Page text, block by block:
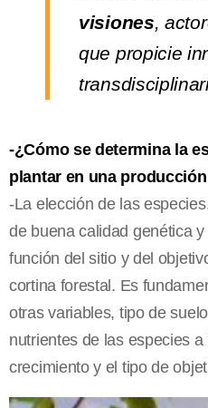
visiones,
que propicie
-¿Cómo se determina la
plantar en una
-La elección de las
de buena calidad genética
función del sitio y del
cortina forestal. Es
otras variables, tipo de
nutrientes de las especies
crecimiento y el tipo de